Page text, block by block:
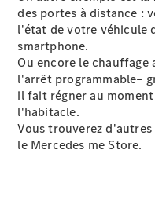
Cabriolets/
CLE
Cabriolet
Mercedes-
AMG SL
Roadster
Mercedes-
Maybach SL
Monogram
des portes à distance :
l'état de votre véhicule
smartphone.
Ou encore le
l'arrêt programmable–
il fait régner au
l'habitacle.
Vous trouverez
le Mercedes me Store.